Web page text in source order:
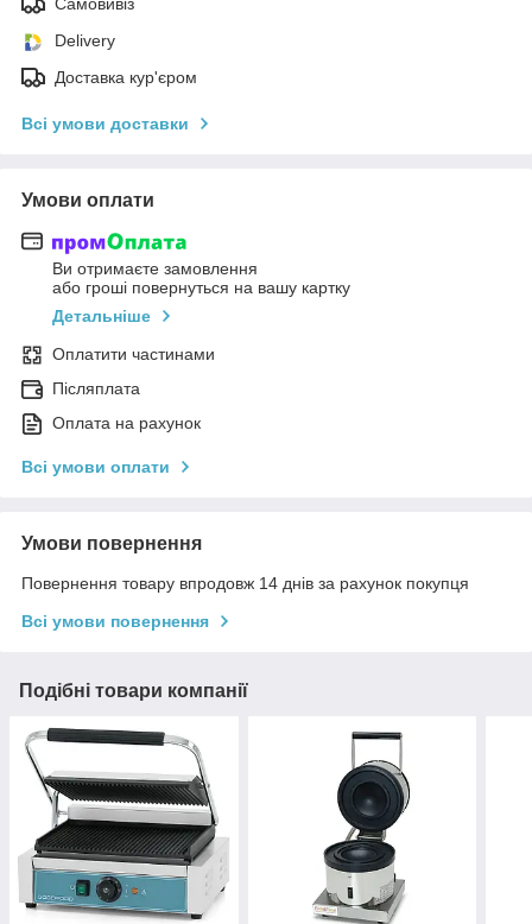
Delivery
Доставка кур'єром
Всі умови доставки
Умови оплати
Ви отримаєте замовлення
або гроші повернуться на вашу картку
Детальніше
Оплатити частинами
Післяплата
Оплата на рахунок
Всі умови оплати
Умови повернення
Повернення товару впродовж 14 днів за рахунок покупця
Всі умови повернення
Подібні товари компанії